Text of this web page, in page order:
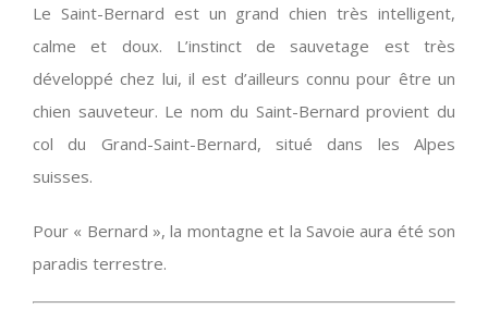
Le Saint-Bernard est un grand chien très intelligent,
calme et doux. L’instinct de sauvetage est très
développé chez lui, il est d’ailleurs connu pour être un
chien sauveteur. Le nom du Saint-Bernard provient du
col du Grand-Saint-Bernard, situé dans les Alpes
suisses.
Pour « Bernard », la montagne et la Savoie aura été son
paradis terrestre.